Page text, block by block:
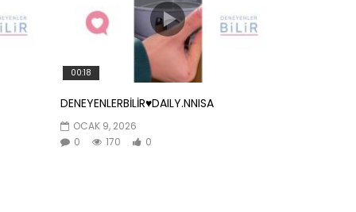
00:18
DENEYENLERBİLİR♥️DAILY.NNISA
OCAK 9, 2026
0
170 0